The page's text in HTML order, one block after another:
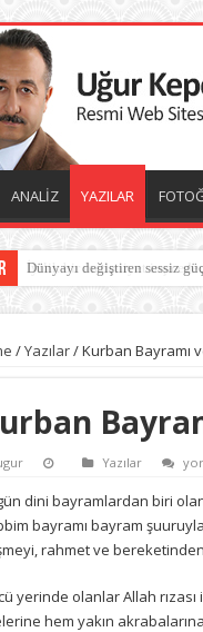
ANALİZ YAZILAR
İyilik bir medeniyet inşa
/Yazılar/Kurban Bayramı
Yazılar
ve
için
dini bayramlardan biri olan
bayramı bayram
rahmet ve
yerinde olanlar Allah
hem yakın